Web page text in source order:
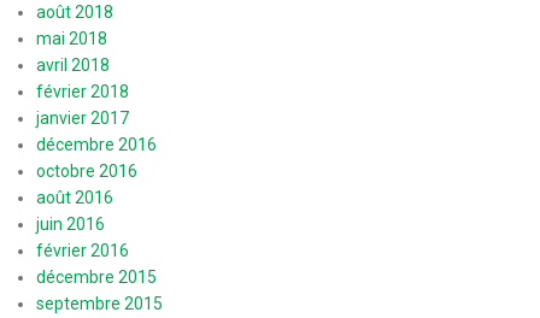
août 2018
mai 2018
avril 2018
février 2018
janvier 2017
décembre 2016
octobre 2016
août 2016
juin 2016
février 2016
décembre 2015
septembre 2015